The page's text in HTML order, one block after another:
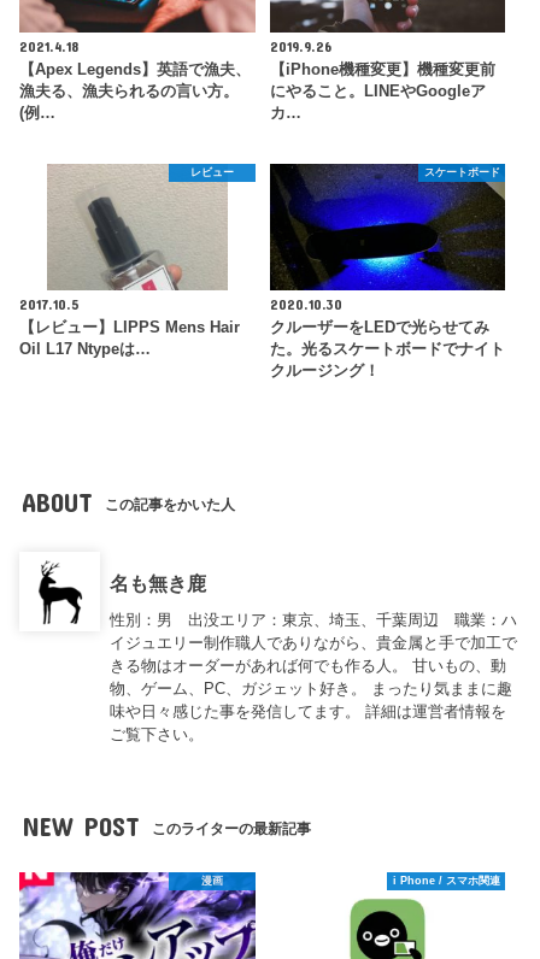
2021.4.18
【Apex Legends】英語で漁夫、
漁夫る、漁夫られるの言い方。
(例…
2019.9.26
【iPhone機種変更】機種変更前
にやること。LINEやGoogleア
カ…
レビュー
2017.10.5
【レビュー】LIPPS Mens Hair
Oil L17 Ntypeは…
スケートボード
2020.10.30
クルーザーをLEDで光らせてみ
た。光るスケートボードでナイト
クルージング！
ABOUT この記事をかいた人
名も無き鹿
性別：男 出没エリア：東京、埼玉、千葉周辺 職業：ハ
イジュエリー制作職人でありながら、貴金属と手で加工で
きる物はオーダーがあれば何でも作る人。 甘いもの、動
物、ゲーム、PC、ガジェット好き。 まったり気ままに趣
味や日々感じた事を発信してます。 詳細は運営者情報を
ご覧下さい。
NEW POST このライターの最新記事
漫画 i Phone / スマホ関連